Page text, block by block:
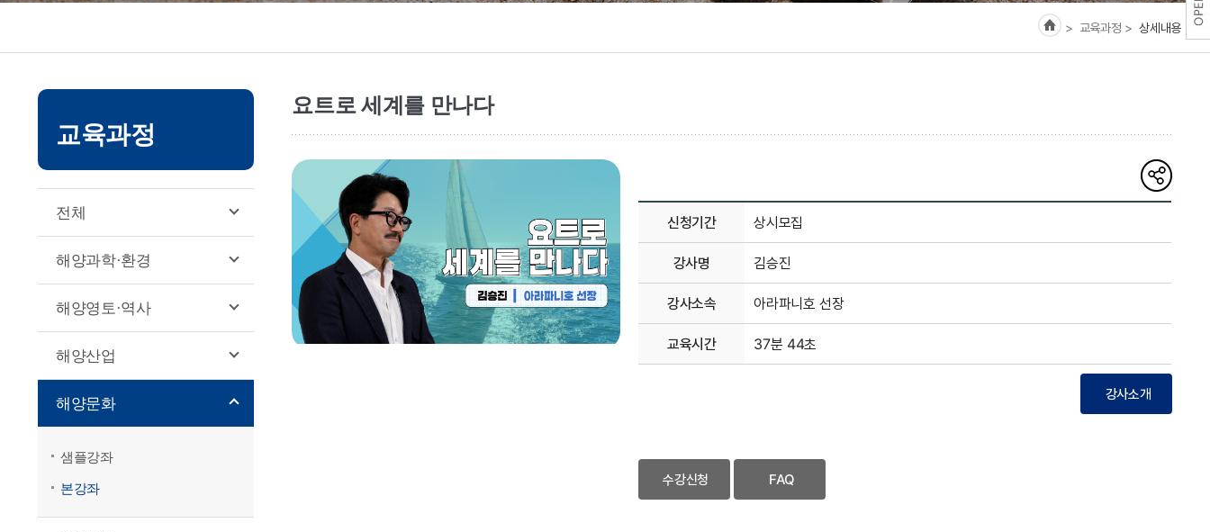
> 교육과정 >상세내용
서브
본문영역
교육과정
전체
해양과학·환경
해양영토·역사
해양산업
해양문화
샘플강좌
본강좌
요트로 세계를 만나다
해당
게시글
신청기간 상시모집
강사명 김승진
강사소속 아라파니호 선장
교육시간 37분 44초
강사소개
수강신청 FAQ